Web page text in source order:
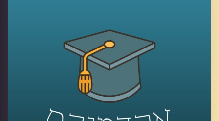
עם ההשפעה של מלחמת חרבות ברזל האטו את קצב כניסת
החשמליות, שככל הנראה היה גדל אפילו יותר השנה הסוללות
הן הרכיב היקר ביותר ברכבים חשמליים, וכולם מנסים לייצר
סוללות מהירות בעלות נמוכה יותר שיוכלו להוריד את מחיר